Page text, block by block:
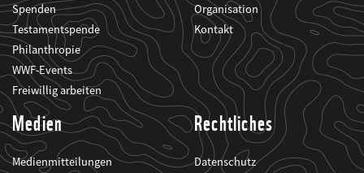
Spenden
Testamentspende
Philanthropie
WWF-Events
Freiwillig arbeiten
Organisation
Kontakt
Medien
Medienmitteilungen
Rechtliches
Datenschutz